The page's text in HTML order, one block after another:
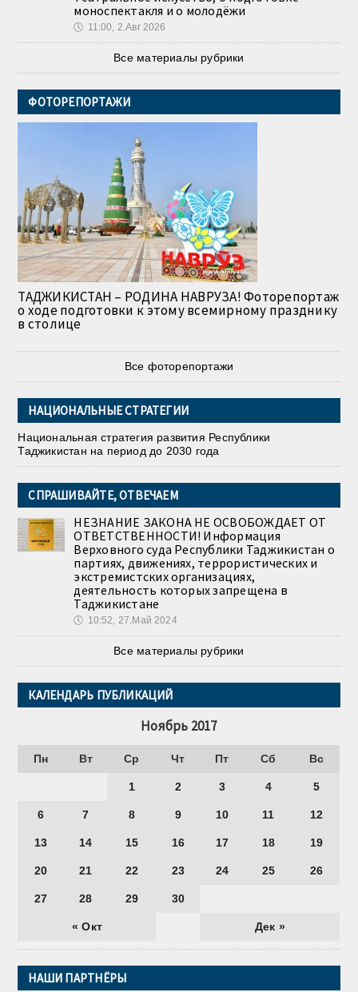
моноспектакля и о молодёжи
🕔 11:00, 2.Авг 2026
Все материалы рубрики
ФОТОРЕПОРТАЖИ
ТАДЖИКИСТАН – РОДИНА НАВРУЗА! Фоторепортаж
о ходе подготовки к этому всемирному празднику
в столице
Все фоторепортажи
НАЦИОНАЛЬНЫЕ СТРАТЕГИИ
Национальная стратегия развития Республики
Таджикистан на период до 2030 года
СПРАШИВАЙТЕ, ОТВЕЧАЕМ
НЕЗНАНИЕ ЗАКОНА НЕ ОСВОБОЖДАЕТ ОТ
ОТВЕТСТВЕННОСТИ! Информация
Верховного суда Республики Таджикистан о
партиях, движениях, террористических и
экстремистских организациях,
деятельность которых запрещена в
Таджикистане
🕔 10:52, 27.Май 2024
Все материалы рубрики
КАЛЕНДАРЬ ПУБЛИКАЦИЙ
Ноябрь 2017
Пн Вт Ср Чт Пт Сб Вс
« Окт Дек »
1 2 3 4 5
6 7 8 9 10 11 12
13 14 15 16 17 18 19
20 21 22 23 24 25 26
27 28 29 30
НАШИ ПАРТНЁРЫ